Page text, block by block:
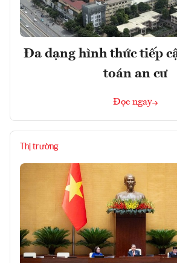
Đa dạng hình thức tiếp
toán an cư
Đọc ngay
Thị trường